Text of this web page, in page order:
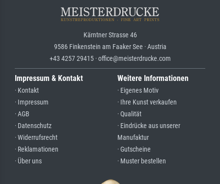
Kärntner Strasse 46
9586 Finkenstein am Faaker See · Austria
+43 4257 29415 · office@meisterdrucke.com
Impressum & Kontakt
· Kontakt
· Impressum
· AGB
· Datenschutz
· Widerrufsrecht
· Reklamationen
· Über uns
Weitere Informationen
· Eigenes Motiv
· Ihre Kunst verkaufen
· Qualität
· Eindrücke aus unserer
Manufaktur
· Gutscheine
· Muster bestellen